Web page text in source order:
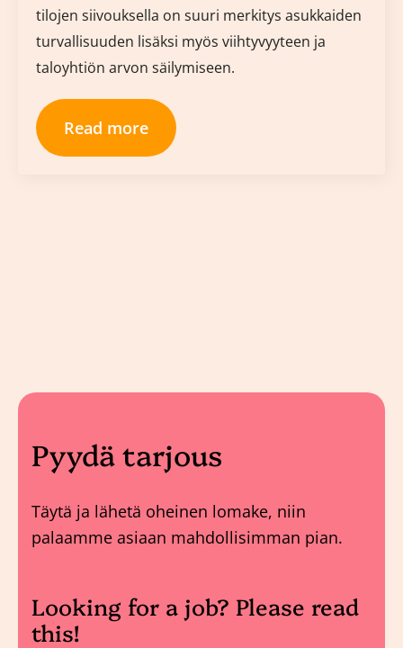
tilojen siivouksella on suuri merkitys asukkaiden
turvallisuuden lisäksi myös viihtyvyyteen ja
taloyhtiön arvon säilymiseen.
Read more
Pyydä tarjous
Täytä ja lähetä oheinen lomake, niin
palaamme asiaan mahdollisimman pian.
Looking for a job? Please read
this!